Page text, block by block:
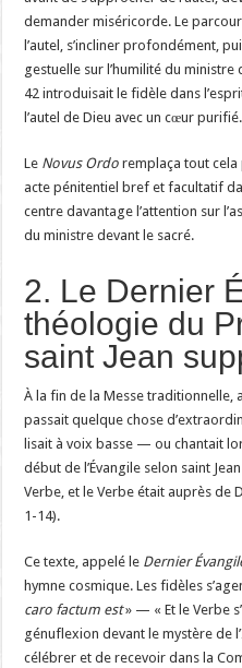
demander miséricorde. Le
l’autel, s’incliner profondément,
gestuelle sur l’humilité du ministre
42 introduisait le fidèle dans
l’autel de Dieu avec un cœur purifié.
Le Novus Ordo remplaça tout cela
acte pénitentiel bref et facultatif
centre davantage l’attention sur
du ministre devant le sacré.
2. Le Dernier
théologie du
saint Jean
À la fin de la Messe traditionnelle,
passait quelque chose
lisait à voix basse — ou chantait
début de l’Évangile selon saint
Verbe, et le Verbe était auprès de
1-14).
Ce texte, appelé le Dernier
hymne cosmique. Les fidèles
caro factum est» — « Et le Verbe
génuflexion devant le mystère de
célébrer et de recevoir dans la